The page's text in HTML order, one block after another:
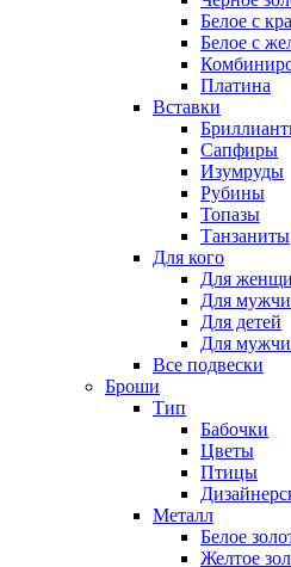
Белое с
Белое с
Платина
Вставки
Сапфиры
Изумруды
Рубины
Топазы
Танзаниты
Для кого
Для
Для
Для детей
Для
Все подвески
Броши
Тип
Бабочки
Цветы
Птицы
Металл
Белое
Желтое